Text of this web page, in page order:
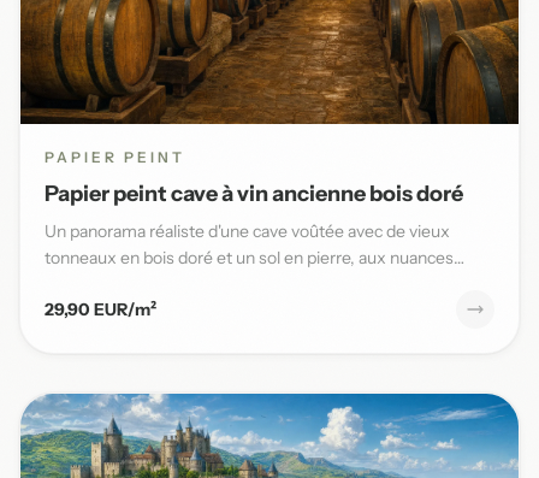
PAPIER PEINT
Papier peint cave à vin ancienne bois doré
Un panorama réaliste d'une cave voûtée avec de vieux
tonneaux en bois doré et un sol en pierre, aux nuances
29,90 EUR/m²